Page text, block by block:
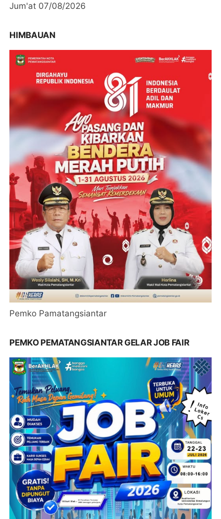
Jum'at 07/08/2026
HIMBAUAN
Pemko Pamatangsiantar
PEMKO PEMATANGSIANTAR GELAR JOB FAIR